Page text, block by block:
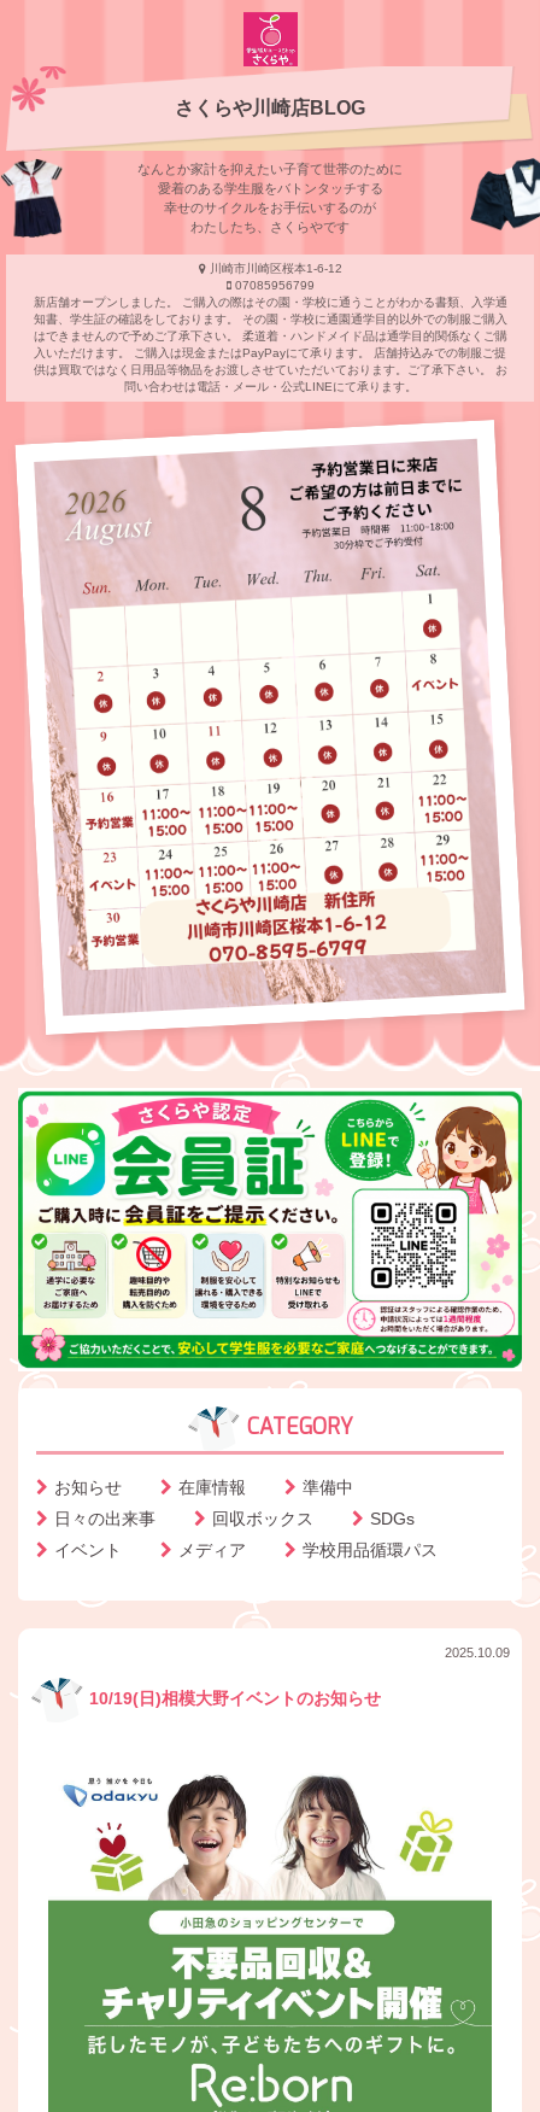
さくらや川崎店BLOG
なんとか家計を抑えたい子育て世帯のために
愛着のある学⽣服をバトンタッチする
幸せのサイクルをお⼿伝いするのが
わたしたち、さくらやです
川崎市川崎区桜本1-6-12
07085956799
新店舗オープンしました。 ご購入の際はその園・学校に通うことがわかる書類、入学通
知書、学生証の確認をしております。 その園・学校に通園通学目的以外での制服ご購入
はできませんので予めご了承下さい。 柔道着・ハンドメイド品は通学目的関係なくご購
入いただけます。 ご購入は現金またはPayPayにて承ります。 店舗持込みでの制服ご提
供は買取ではなく日用品等物品をお渡しさせていただいております。ご了承下さい。 お
問い合わせは電話・メール・公式LINEにて承ります。
CATEGORY
お知らせ 在庫情報
準備中
日々の出来事
回収ボックス
SDGs
イベント
メディア 学校用品循環パス
2025.10.09
10/19(日)相模大野イベントのお知らせ